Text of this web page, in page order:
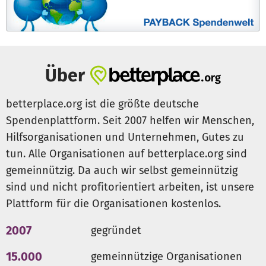
Über
betterplace.org ist die größte deutsche
Spendenplattform. Seit 2007 helfen wir Menschen,
Hilfsorganisationen und Unternehmen, Gutes zu
tun. Alle Organisationen auf betterplace.org sind
gemeinnützig. Da auch wir selbst gemeinnützig
sind und nicht profitorientiert arbeiten, ist unsere
Plattform für die Organisationen kostenlos.
2007 gegründet
15.000 gemeinnützige Organisationen